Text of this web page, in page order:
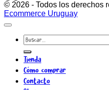
© 2026 - Todos los derechos
Ecommerce Uruguay
Buscar
por:
Tienda
Cómo comprar
Contacto